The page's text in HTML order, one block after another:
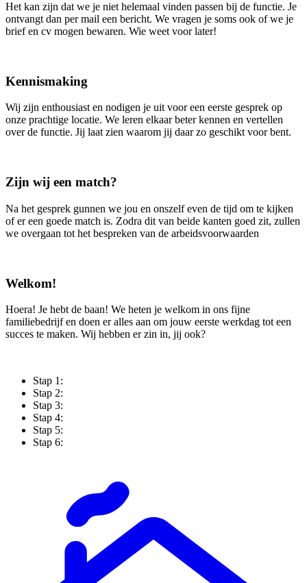
Het kan zijn dat we je niet helemaal vinden passen bij de functie. Je
ontvangt dan per mail een bericht. We vragen je soms ook of we je
brief en cv mogen bewaren. Wie weet voor later!
Kennismaking
Wij zijn enthousiast en nodigen je uit voor een eerste gesprek op
onze prachtige locatie. We leren elkaar beter kennen en vertellen
over de functie. Jij laat zien waarom jij daar zo geschikt voor bent.
Zijn wij een match?
Na het gesprek gunnen we jou en onszelf even de tijd om te kijken
of er een goede match is. Zodra dit van beide kanten goed zit, zullen
we overgaan tot het bespreken van de arbeidsvoorwaarden
Welkom!
Hoera! Je hebt de baan! We heten je welkom in ons fijne
familiebedrijf en doen er alles aan om jouw eerste werkdag tot een
succes te maken. Wij hebben er zin in, jij ook?
Stap 1:
Stap 2:
Stap 3:
Stap 4:
Stap 5:
Stap 6: